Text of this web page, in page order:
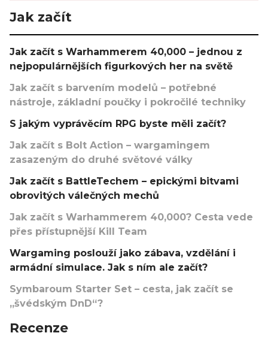
Jak začít
Jak začít s Warhammerem 40,000 – jednou z
nejpopulárnějších figurkových her na světě
Jak začít s barvením modelů – potřebné
nástroje, základní poučky i pokročilé techniky
S jakým vyprávěcím RPG byste měli začít?
Jak začít s Bolt Action – wargamingem
zasazeným do druhé světové války
Jak začít s BattleTechem – epickými bitvami
obrovitých válečných mechů
Jak začít s Warhammerem 40,000? Cesta vede
přes přístupnější Kill Team
Wargaming poslouží jako zábava, vzdělání i
armádní simulace. Jak s ním ale začít?
Symbaroum Starter Set – cesta, jak začít se
„švédským DnD“?
Recenze